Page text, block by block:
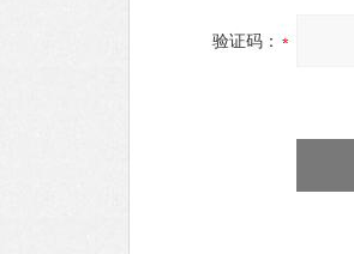
验证码：